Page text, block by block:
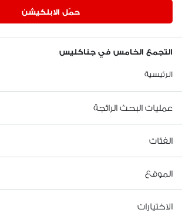
حمّل الابلكيشن
التجمع الخامس في جناكليس
الرئيسية
عمليات البحث الرائجة
الفئات
الموقع
الاختيارات